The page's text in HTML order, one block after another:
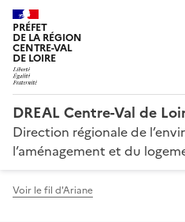
PRÉFET
DE LA RÉGION
CENTRE-VAL
DE LOIRE
DREAL Centre-Val de
Direction régionale de
l’aménagement et du
Voir le fil d'Ariane